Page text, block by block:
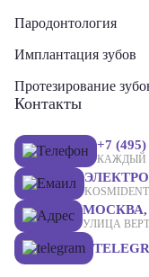
Пародонтология
Имплантация зубов
Протезирование
Контакты
+7 (495)
КАЖДЫЙ
МОСКВА,
УЛИЦА